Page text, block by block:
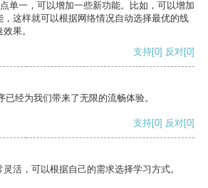
单一，可以增加一些新功能。比如，可以增加
这样就可以根据网络情况自动选择最优的线
果。
支持[0] 反对[0]
经为我们带来了无限的流畅体验。
支持[0] 反对[0]
活，可以根据自己的需求选择学习方式。